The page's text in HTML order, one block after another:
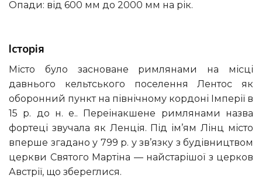
Опади: від 600 мм до 2000 мм на рік.
Історія
Місто було засноване римлянами на місці
давнього кельтського поселення Лентос як
оборонний пункт на північному кордоні Імперії в
15 р. до н. е.. Переінакшене римлянами назва
фортеці звучала як Ленція. Під ім’ям Лінц місто
вперше згадано у 799 р. у зв’язку з будівництвом
церкви Святого Мартіна — найстарішої з церков
Австрії, що збереглися.